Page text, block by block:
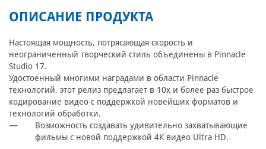
ОПИСАНИЕ ПРОДУКТА
Настоящая мощность, потрясающая скорость и
неограниченный творческий стиль объединены в Pinnacle
Studio 17.
Удостоенный многими наградами в области Pinnacle
технологий, этот релиз предлагает в 10x и более раз быстрое
кодирование видео с поддержкой новейших форматов и
технологий обработки.
Возможность создавать удивительно захватывающие
фильмы с новой поддержкой 4K видео Ultra HD.